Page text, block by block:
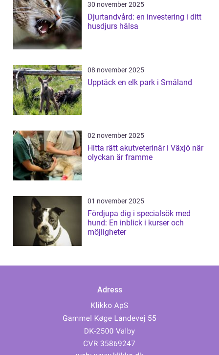
30 november 2025
Djurtandvård: en investering i ditt
husdjurs hälsa
08 november 2025
Upptäck en elk park i Småland
02 november 2025
Hitta rätt akutveterinär i Växjö när
olyckan är framme
01 november 2025
Fördjupa dig i specialsök med
hund: En inblick i kurser och
möjligheter
Adress